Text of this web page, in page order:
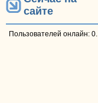
сайте
Пользователей онлайн: 0.